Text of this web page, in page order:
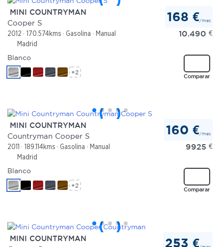
MINI COUNTRYMAN
Cooper S
2012 170.574kms Gasolina
Manual
Madrid
168 €/mes
10.490 €
Comparar
Blanco
+2
MINI COUNTRYMAN
Countryman Cooper S
2011 189.114kms Gasolina
Manual
Madrid
160 €/mes
9925 €
Comparar
Blanco
+2
MINI COUNTRYMAN
253 €